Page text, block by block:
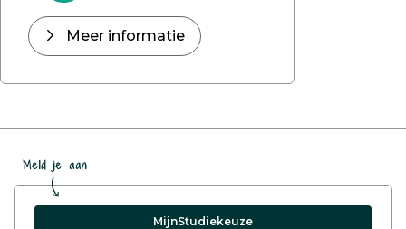
Meer informatie
Meld je aan
MijnStudiekeuze